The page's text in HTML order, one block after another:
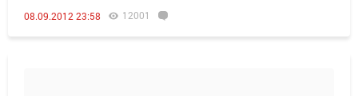
08.09.2012 23:58 12001